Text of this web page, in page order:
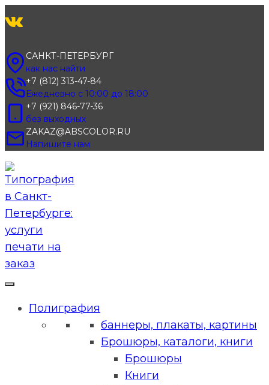
к
САНКТ-ПЕТЕРБУРГ
как нас найти
+7 (812) 313-47-84
Ежедневно с 10:00 до 18:00
+7 (921) 846-77-36
без выходных
ZAKAZ@ABSCOLOR.RU
Напишите нам
Полиграфия
баннеры, плакаты, картины
Брошюры, каталоги, книги
Брошюры
Книги